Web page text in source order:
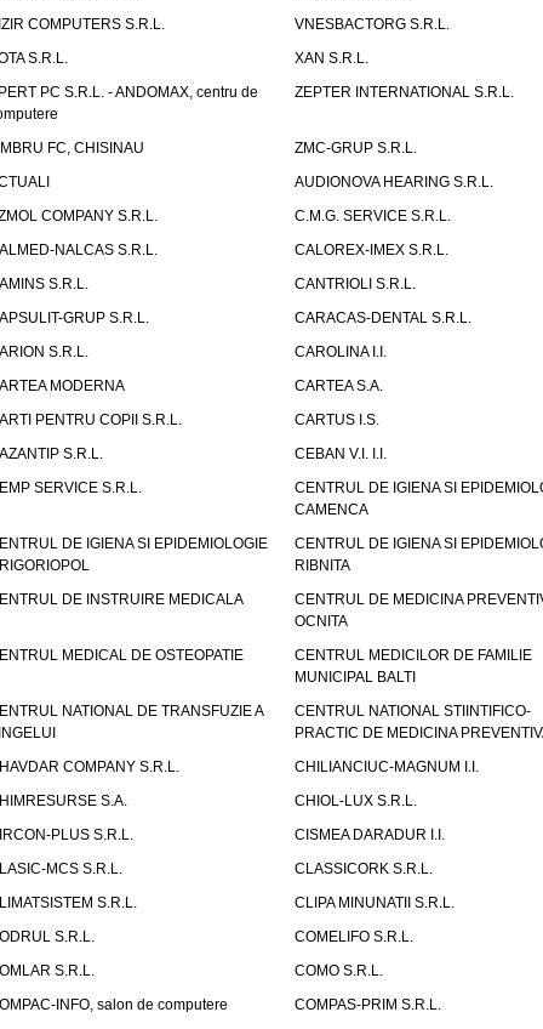
COMPUTERS S.R.L.
VNESBACTORG S.R.L.
S.R.L.
XAN S.R.L.
PC S.R.L. - ANDOMAX, centru de
ZEPTER INTERNATIONAL S.R.L.
FC, CHISINAU
ZMC-GRUP S.R.L.
AUDIONOVA HEARING S.R.L.
COMPANY S.R.L.
C.M.G. SERVICE S.R.L.
NALCAS S.R.L.
CALOREX-IMEX S.R.L.
S.R.L.
CANTRIOLI S.R.L.
GRUP S.R.L.
CARACAS-DENTAL S.R.L.
S.R.L.
CAROLINA I.I.
MODERNA
CARTEA S.A.
PENTRU COPII S.R.L.
CARTUS I.S.
S.R.L.
CEBAN V.I. I.I.
SERVICE S.R.L.
CENTRUL DE IGIENA SI
CAMENCA
DE IGIENA SI EPIDEMIOLOGIE
CENTRUL DE IGIENA SI
RIBNITA
DE INSTRUIRE MEDICALA
CENTRUL DE MEDICINA
OCNITA
MEDICAL DE OSTEOPATIE
CENTRUL MEDICILOR DE FAMILIE
MUNICIPAL BALTI
NATIONAL DE TRANSFUZIE A
CENTRUL NATIONAL STIINTIFICO-
PRACTIC DE MEDICINA
COMPANY S.R.L.
CHILIANCIUC-MAGNUM I.I.
S.A.
CHIOL-LUX S.R.L.
PLUS S.R.L.
CISMEA DARADUR I.I.
MCS S.R.L.
CLASSICORK S.R.L.
S.R.L.
CLIPA MINUNATII S.R.L.
S.R.L.
COMELIFO S.R.L.
S.R.L.
COMO S.R.L.
INFO, salon de computere
COMPAS-PRIM S.R.L.